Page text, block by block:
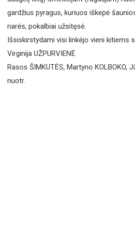
gardžius pyragus, kuriuos iškepė
narės, pokalbiai užsitęsė.
Išsiskirstydami visi linkėjo vieni kitiems
Virginija UŽPURVIENĖ
Rasos ŠIMKUTĖS, Martyno KOLBOKO,
nuotr.